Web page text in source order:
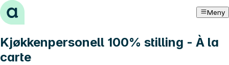
Hopp til innhold Meny
Kjøkkenpersonell 100% stilling - À la
carte